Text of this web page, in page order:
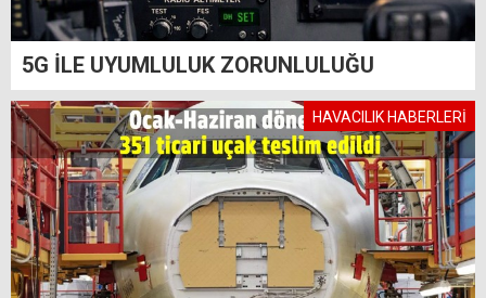
5G İLE UYUMLULUK ZORUNLULUĞU
HAVACILIK HABERLERİ